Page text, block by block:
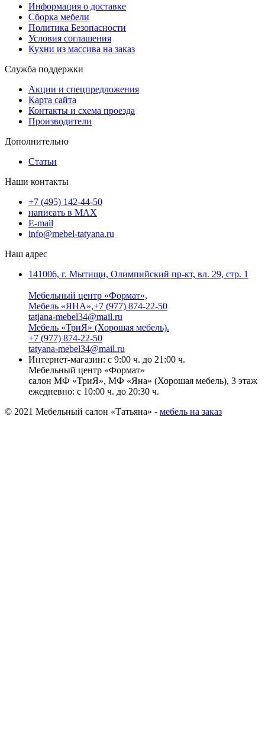
Информация о доставке
Сборка мебели
Политика Безопасности
Условия соглашения
Кухни из массива на заказ
Служба поддержки
Акции и спецпредложения
Карта сайта
Контакты и схема проезда
Производители
Дополнительно
Статьи
Наши контакты
+7 (495) 142-44-50
написать в МАХ
E-mail
info@mebel-tatyana.ru
Наш адрес
141006, г. Мытищи, Олимпийский пр-кт, вл. 29, стр. 1
Мебельный центр «Формат»,
Мебель «ЯНА»,+7 (977) 874-22-50
tatjana-mebel34@mail.ru
Мебель «ТриЯ» (Хорошая мебель).
+7 (977) 874-22-50
tatyana-mebel34@mail.ru
Интернет-магазин: с 9:00 ч. до 21:00 ч.
Мебельный центр «Формат»
салон МФ «ТриЯ», МФ «Яна» (Хорошая мебель), 3 этаж
ежедневно: с 10:00 ч. до 20:30 ч.
© 2021 Мебельный салон «Татьяна» - мебель на заказ